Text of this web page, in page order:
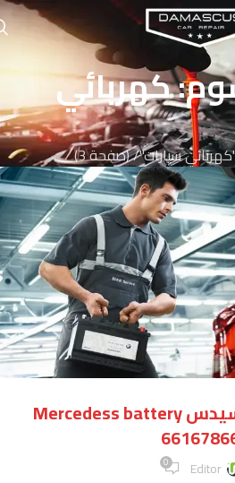
كهربائي
سيارات" (صفحة 3)
محل بطاريات مرسيدس Mercedess battery
Editor
0